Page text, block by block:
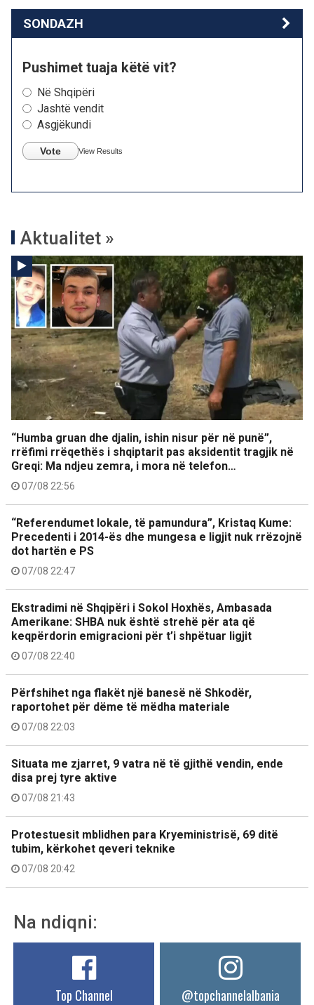
SONDAZH
Pushimet tuaja këtë vit?
Në Shqipëri
Jashtë vendit
Asgjëkundi
Vote View Results
Aktualitet »
“Humba gruan dhe djalin, ishin nisur për në punë”,
rrëfimi rrëqethës i shqiptarit pas aksidentit tragjik në
Greqi: Ma ndjeu zemra, i mora në telefon…
07/08 22:56
“Referendumet lokale, të pamundura”, Kristaq Kume:
Precedenti i 2014-ës dhe mungesa e ligjit nuk rrëzojnë
dot hartën e PS
07/08 22:47
Ekstradimi në Shqipëri i Sokol Hoxhës, Ambasada
Amerikane: SHBA nuk është strehë për ata që
keqpërdorin emigracioni për t’i shpëtuar ligjit
07/08 22:40
Përfshihet nga flakët një banesë në Shkodër,
raportohet për dëme të mëdha materiale
07/08 22:03
Situata me zjarret, 9 vatra në të gjithë vendin, ende
disa prej tyre aktive
07/08 21:43
Protestuesit mblidhen para Kryeministrisë, 69 ditë
tubim, kërkohet qeveri teknike
07/08 20:42
Na ndiqni:
Top Channel @topchannelalbania